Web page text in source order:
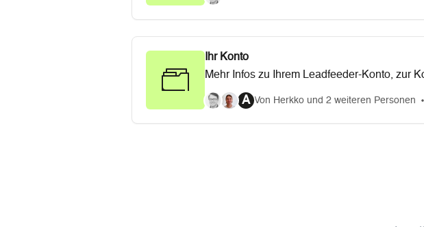
Ihr Konto
Mehr Infos zu Ihrem Leadfeeder-Konto, zur
mehr.
A Von Herkko und 2 weiteren Personen